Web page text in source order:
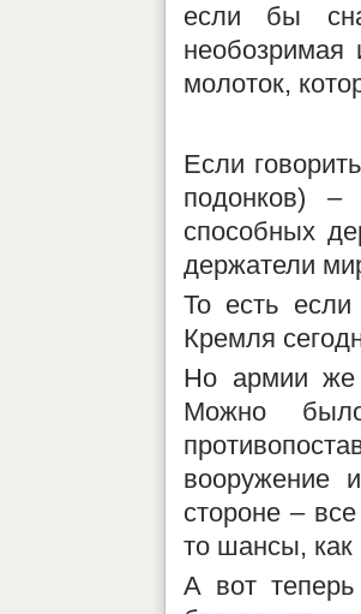
если бы
необозримая
молоток,
Если
подонков)
способных
держатели
То есть
Кремля
Но армии же
Можно
вооружение
стороне –
то шансы,
А вот